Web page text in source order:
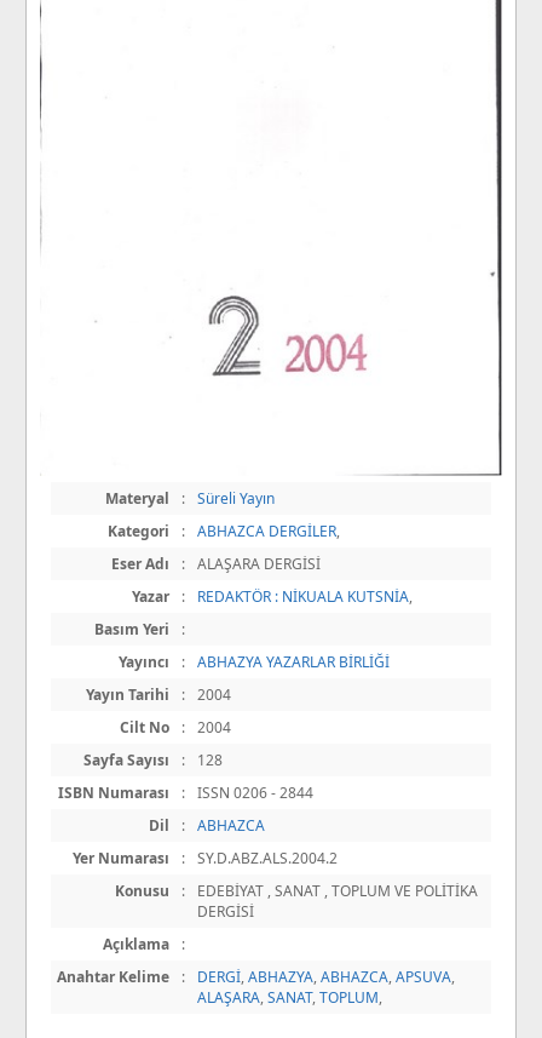
Materyal : Süreli Yayın
Kategori
: ABHAZCA DERGİLER,
Eser Adı
: ALAŞARA DERGİSİ
Yazar
: REDAKTÖR : NİKUALA KUTSNİA,
Basım Yeri
:
Yayıncı
: ABHAZYA YAZARLAR BİRLİĞİ
Yayın Tarihi
: 2004
Cilt No
: 2004
Sayfa Sayısı
:
128
ISBN Numarası
: ISSN 0206 - 2844
Dil
: ABHAZCA
Yer Numarası
: SY.D.ABZ.ALS.2004.2
Konusu
:
EDEBİYAT , SANAT , TOPLUM VE POLİTİKA
DERGİSİ
Açıklama
:
Anahtar Kelime
: DERGİ,ABHAZYA,ABHAZCA,APSUVA,
ALAŞARA,SANAT,TOPLUM,